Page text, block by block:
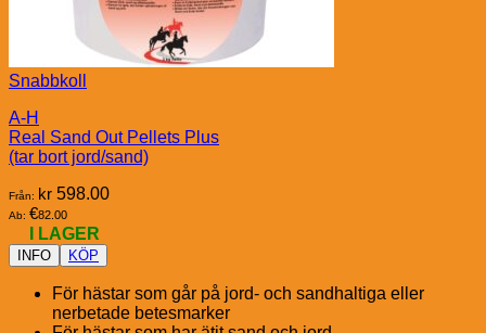
Snabbkoll
A-H
Real Sand Out Pellets Plus
(tar bort jord/sand)
Från: kr 598.00
Ab: €82.00
I LAGER
INFO KÖP
För hästar som går på jord- och sandhaltiga eller
nerbetade betesmarker